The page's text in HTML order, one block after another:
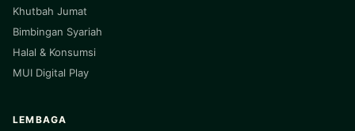
Khutbah Jumat
Bimbingan Syariah
Halal & Konsumsi
MUI Digital Play
LEMBAGA